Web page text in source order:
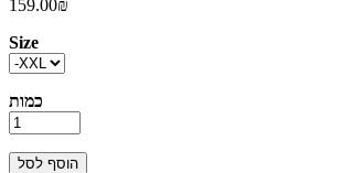
159.00₪
Size
כמות